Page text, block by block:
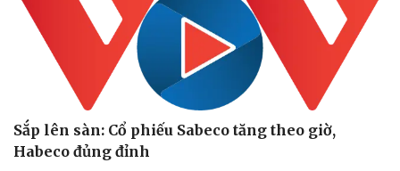
Doanh nghiệp
Thông tin doanh nghiệp
Doanh nghiệp 24h
Doanh nhân
Vì cộng đồng
Công nghệ
Sành điệu
Tin Công nghệ
Trải nghiệm
Chuyển đổi số
Sắp lên sàn: Cổ phiếu Sabeco tăng theo giờ,
Habeco đủng đỉnh